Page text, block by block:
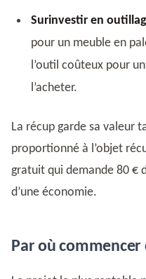
Surinvestir en
pour un meuble en
l’outil coûteux pour
l’acheter.
La récup garde sa valeur
proportionné à l’objet
gratuit qui demande 80 €
d’une économie.
Par où commencer